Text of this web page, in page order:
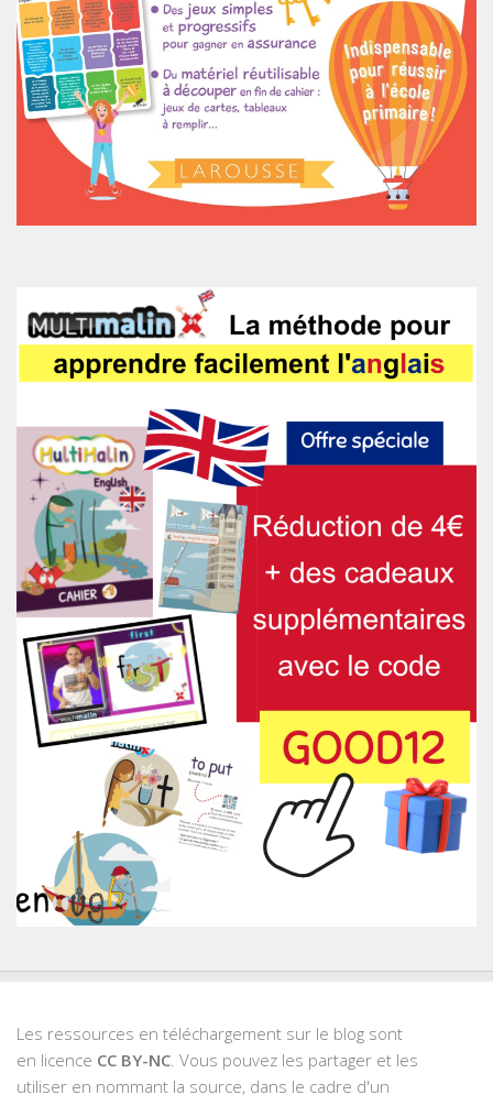
Les ressources en téléchargement sur le blog sont
en licence CC BY-NC. Vous pouvez les partager et les
utiliser en nommant la source, dans le cadre d'un